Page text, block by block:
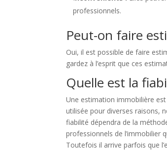
professionnels.
Peut-on faire
Oui, il est possible de faire
gardez à l’esprit que ces
Quelle est la
Une estimation immobilière
utilisée pour diverses raisons,
fiabilité dépendra de la
professionnels de l’immobilier
Toutefois il arrive parfois que